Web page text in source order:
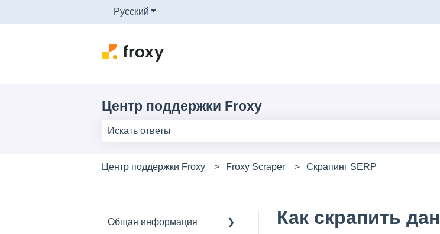
Русский Показать подменю для переводов
Центр поддержки Froxy
Центр поддержки Froxy
Froxy Scraper Скрапинг SERP
Как скрапить
Общая информация